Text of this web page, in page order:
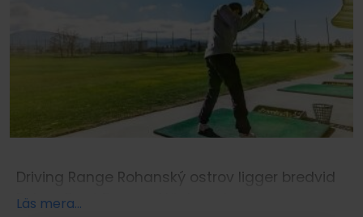
Driving Range Rohanský ostrov ligger bredvid
Rohan Boat Prague. Här kan den vane
Läs mera...